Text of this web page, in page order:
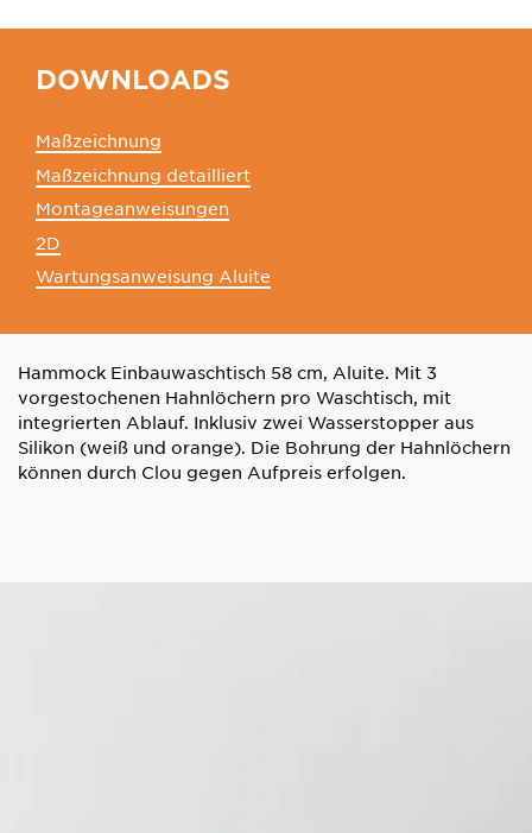
DOWNLOADS
Maßzeichnung
Maßzeichnung detailliert
Montageanweisungen
2D
Wartungsanweisung Aluite
Hammock Einbauwaschtisch 58 cm, Aluite. Mit 3
vorgestochenen Hahnlöchern pro Waschtisch, mit
integrierten Ablauf. Inklusiv zwei Wasserstopper aus
Silikon (weiß und orange). Die Bohrung der Hahnlöchern
können durch Clou gegen Aufpreis erfolgen.